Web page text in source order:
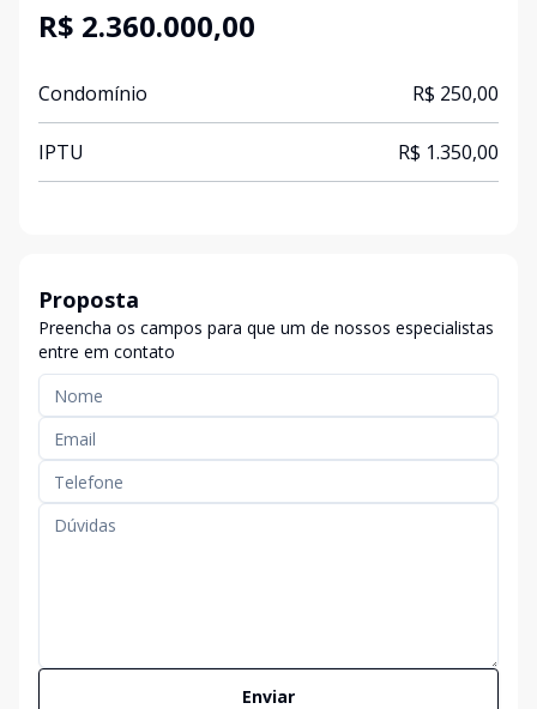
R$ 2.360.000,00
Condomínio R$ 250,00
IPTU R$ 1.350,00
Proposta
Preencha os campos para que um de nossos especialistas
entre em contato
Enviar